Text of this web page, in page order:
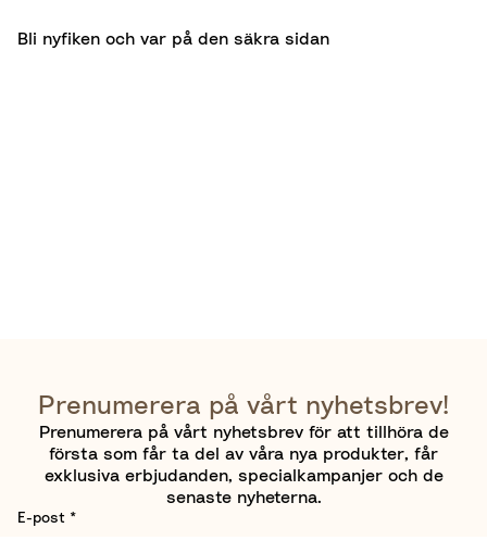
Bli nyfiken och var på den säkra sidan
Prenumerera på vårt nyhetsbrev!
Prenumerera på vårt nyhetsbrev för att tillhöra de
första som får ta del av våra nya produkter, får
exklusiva erbjudanden, specialkampanjer och de
senaste nyheterna.
E-post *